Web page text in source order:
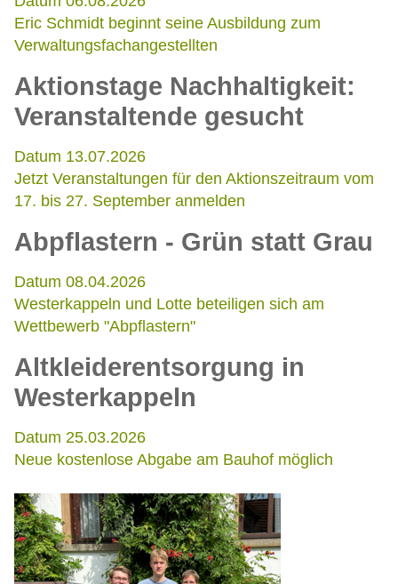
Eric Schmidt beginnt seine Ausbildung zum
Verwaltungsfachangestellten
Aktionstage Nachhaltigkeit:
Veranstaltende gesucht
Datum 13.07.2026
Jetzt Veranstaltungen für den Aktionszeitraum vom
17. bis 27. September anmelden
Abpflastern - Grün statt Grau
Datum 08.04.2026
Westerkappeln und Lotte beteiligen sich am
Wettbewerb "Abpflastern"
Altkleiderentsorgung in
Westerkappeln
Datum 25.03.2026
Neue kostenlose Abgabe am Bauhof möglich